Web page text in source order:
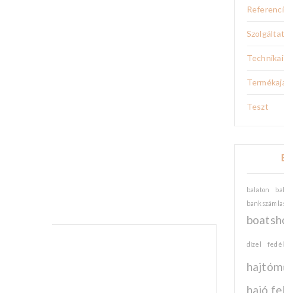
Teszt
balaton
dízel
hajó